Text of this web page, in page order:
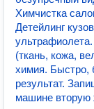
Химчистка
Детейлинг
(ткань, кожа,
химия. Быстро,
результат.
машине вторую